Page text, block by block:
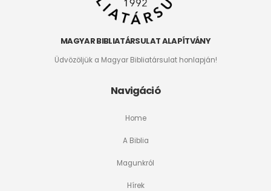
MAGYAR BIBLIATÁRSULAT ALAPÍTVÁNY
Üdvözöljük a Magyar Bibliatársulat honlapján!
Navigáció
Home
A Biblia
Magunkról
Hírek